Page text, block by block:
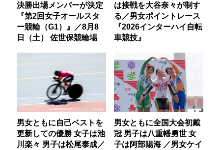
決勝出場メンバーが決定
『第2回女子オールスタ
ー競輪（G1）』／8月8
日（土） 佐世保競輪場
は接戦を大谷奈々が制す
る／男女ポイントレース
『2026インターハイ自転
車競技』
男女ともに自己ベストを
更新しての優勝 女子は池
川楽々 男子は松尾泰成／
男女ともに全国大会初戴
冠 男子は八重幡勇世 女
子は阿部陽海 ／男女ケイ